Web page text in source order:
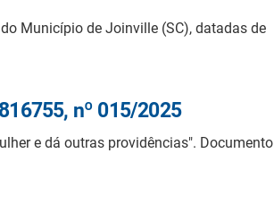
Município de Joinville (SC), datadas de
nº 015/2025
e dá outras providências". Documento